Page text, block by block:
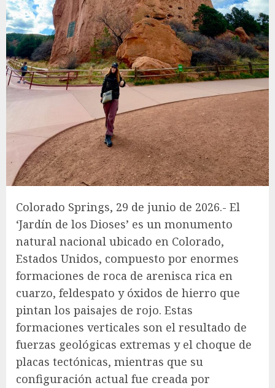
Colorado Springs, 29 de junio de 2026.- El
‘Jardín de los Dioses’ es un monumento
natural nacional ubicado en Colorado,
Estados Unidos, compuesto por enormes
formaciones de roca de arenisca rica en
cuarzo, feldespato y óxidos de hierro que
pintan los paisajes de rojo. Estas
formaciones verticales son el resultado de
fuerzas geológicas extremas y el choque de
placas tectónicas, mientras que su
configuración actual fue creada por